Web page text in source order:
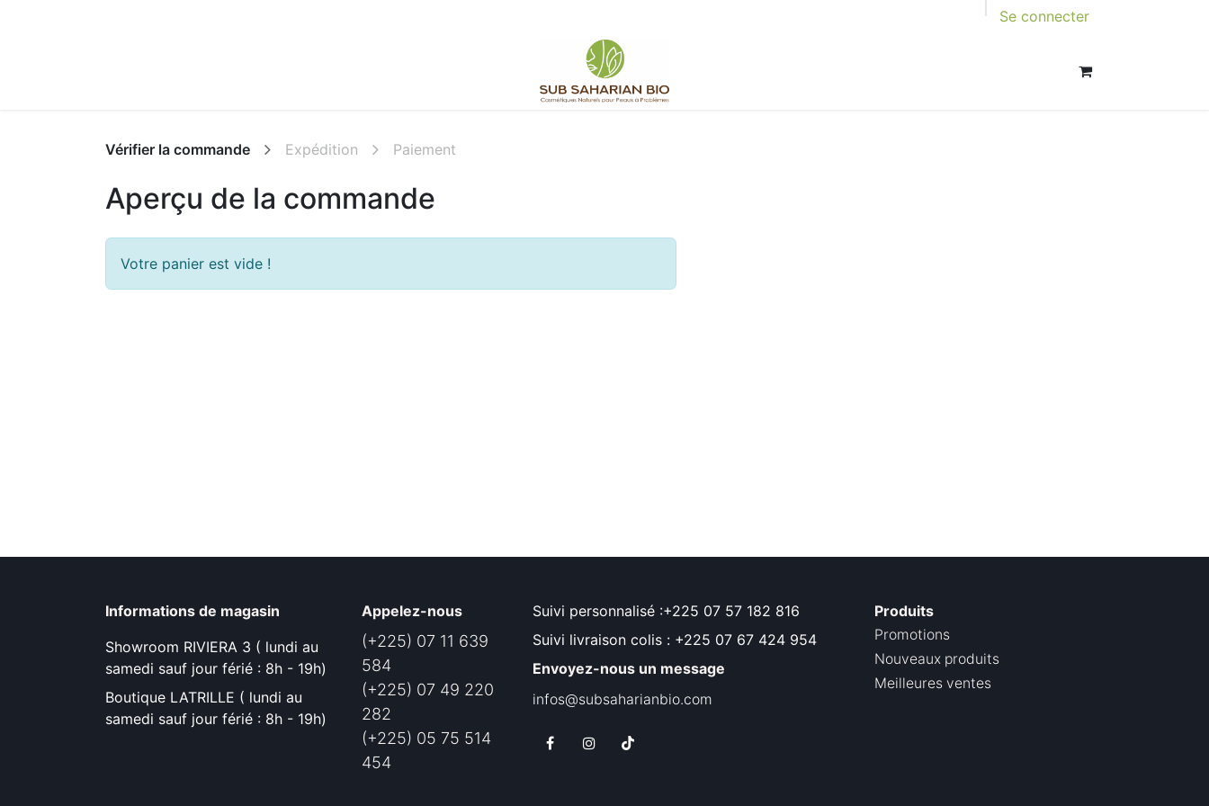
Se connecter
Vérifier la commande Expédition Paiement
Aperçu de la commande
Votre panier est vide !
Informations de magasin
Showroom RIVIERA 3 ( lundi au
samedi sauf jour férié : 8h - 19h)
Boutique LATRILLE ( lundi au
samedi sauf jour férié : 8h - 19h)
Appelez-nous
(+225) 07 11 639
584
(+225) 07 49 220
282
(+225) 05 75 514
454
Suivi personnalisé :+225 07 57 182 816
Suivi livraison colis : +225 07 67 424 954
Envoyez-nous un message
infos@subsaharianbio.com
Produits
Promotions
Nouveaux produits
Meilleures ventes